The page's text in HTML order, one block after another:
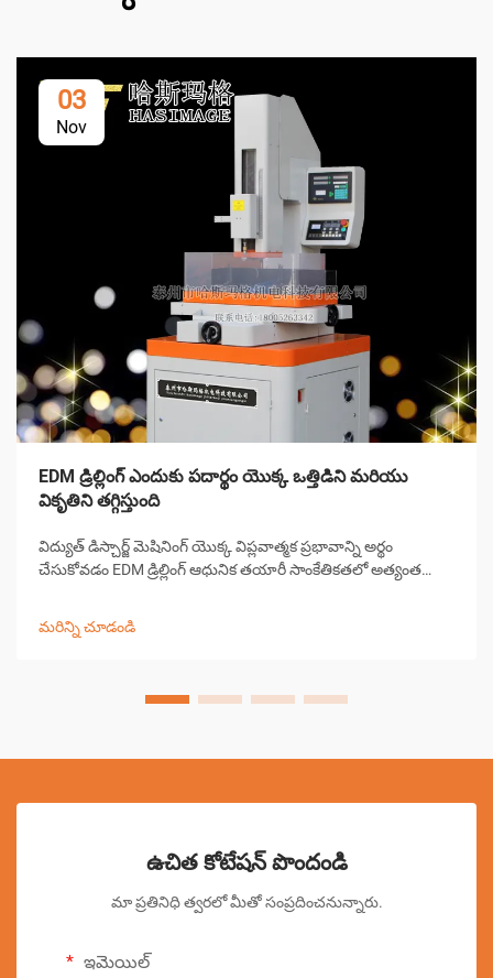
03
Nov
EDM డ్రిల్లింగ్ ఎందుకు పదార్థం యొక్క ఒత్తిడిని మరియు
వికృతిని తగ్గిస్తుంది
విద్యుత్ డిస్చార్జ్ మెషినింగ్ యొక్క విప్లవాత్మక ప్రభావాన్ని అర్థం
చేసుకోవడం EDM డ్రిల్లింగ్ ఆధునిక తయారీ సాంకేతికతలో అత్యంత
మరిన్ని చూడండి
ఉచిత కోటేషన్ పొందండి
మా ప్రతినిధి త్వరలో మీతో సంప్రదించనున్నారు.
ఇమెయిల్